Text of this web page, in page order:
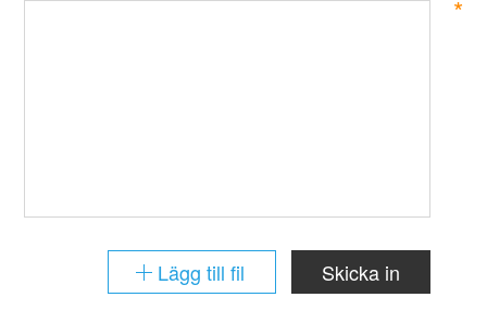
*
Skicka in
Lägg till fil